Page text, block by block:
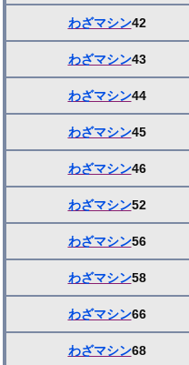
わざマシン42
わざマシン43
わざマシン44
わざマシン45
わざマシン46
わざマシン52
わざマシン56
わざマシン58
わざマシン66
わざマシン68